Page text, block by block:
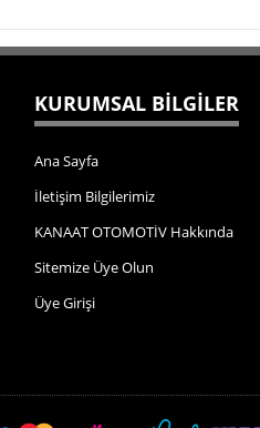
KURUMSAL BİLGİLER
Ana Sayfa
İletişim Bilgilerimiz
KANAAT OTOMOTİV Hakkında
Sitemize Üye Olun
Üye Girişi